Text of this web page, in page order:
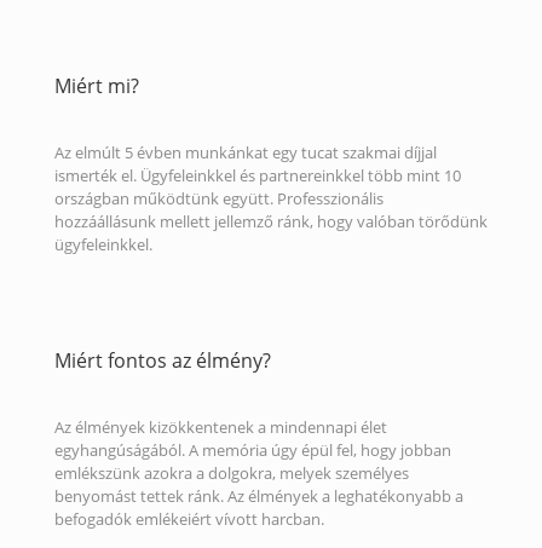
Miért mi?
Az elmúlt 5 évben munkánkat egy tucat szakmai díjjal
ismerték el. Ügyfeleinkkel és partnereinkkel több mint 10
országban működtünk együtt. Professzionális
hozzáállásunk mellett jellemző ránk, hogy valóban törődünk
ügyfeleinkkel.
Miért fontos az élmény?
Az élmények kizökkentenek a mindennapi élet
egyhangúságából. A memória úgy épül fel, hogy jobban
emlékszünk azokra a dolgokra, melyek személyes
benyomást tettek ránk. Az élmények a leghatékonyabb a
befogadók emlékeiért vívott harcban.